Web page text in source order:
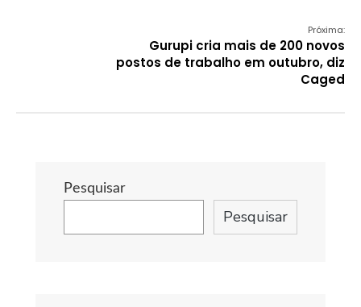
Próxima:
Gurupi cria mais de 200 novos
postos de trabalho em outubro, diz
Caged
Pesquisar
Pesquisar